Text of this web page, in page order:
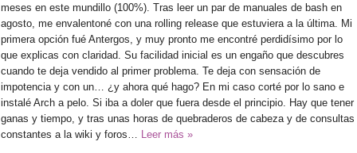
meses en este mundillo (100%). Tras leer un par de manuales de bash en
agosto, me envalentoné con una rolling release que estuviera a la última. Mi
primera opción fué Antergos, y muy pronto me encontré perdidísimo por lo
que explicas con claridad. Su facilidad inicial es un engaño que descubres
cuando te deja vendido al primer problema. Te deja con sensación de
impotencia y con un… ¿y ahora qué hago? En mi caso corté por lo sano e
instalé Arch a pelo. Si iba a doler que fuera desde el principio. Hay que tener
ganas y tiempo, y tras unas horas de quebraderos de cabeza y de consultas
constantes a la wiki y foros
Leer más »